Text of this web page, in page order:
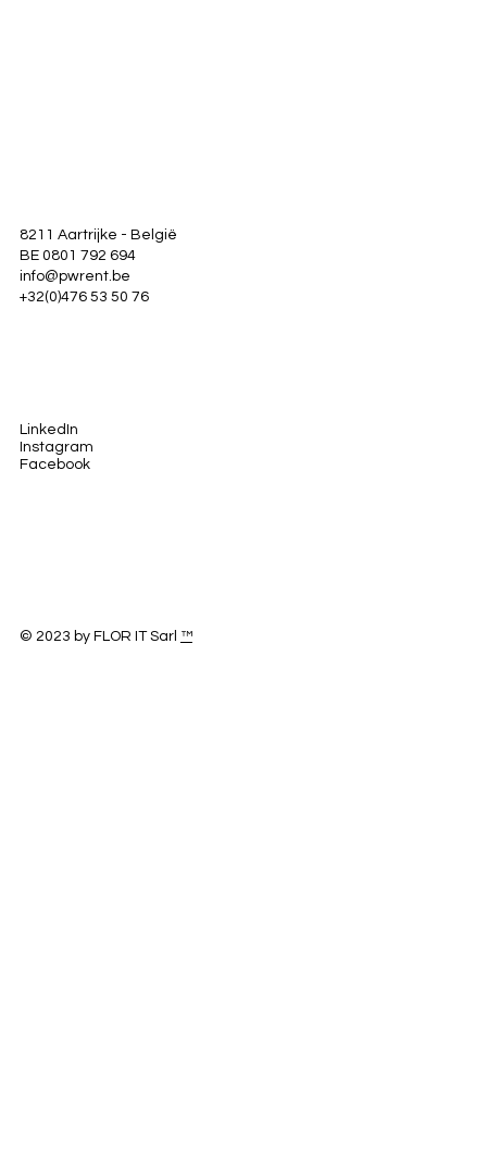
8211 Aartrijke - België
BE 0801 792 694
info@pwrent.be
+32(0)476 53 50 76
Facebook
Instagram
LinkedIn
© 2023 by FLOR IT Sarl ™